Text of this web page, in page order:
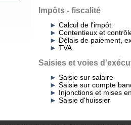
Impôts - fiscalité
Calcul de l'impôt
Contentieux et
Délais de paiement,
TVA
Saisies et voies
Saisie sur salaire
Saisie sur compte
Injonctions et mises
Saisie d'huissier